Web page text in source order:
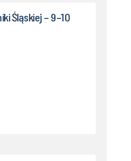
Śląskiej – 9–10